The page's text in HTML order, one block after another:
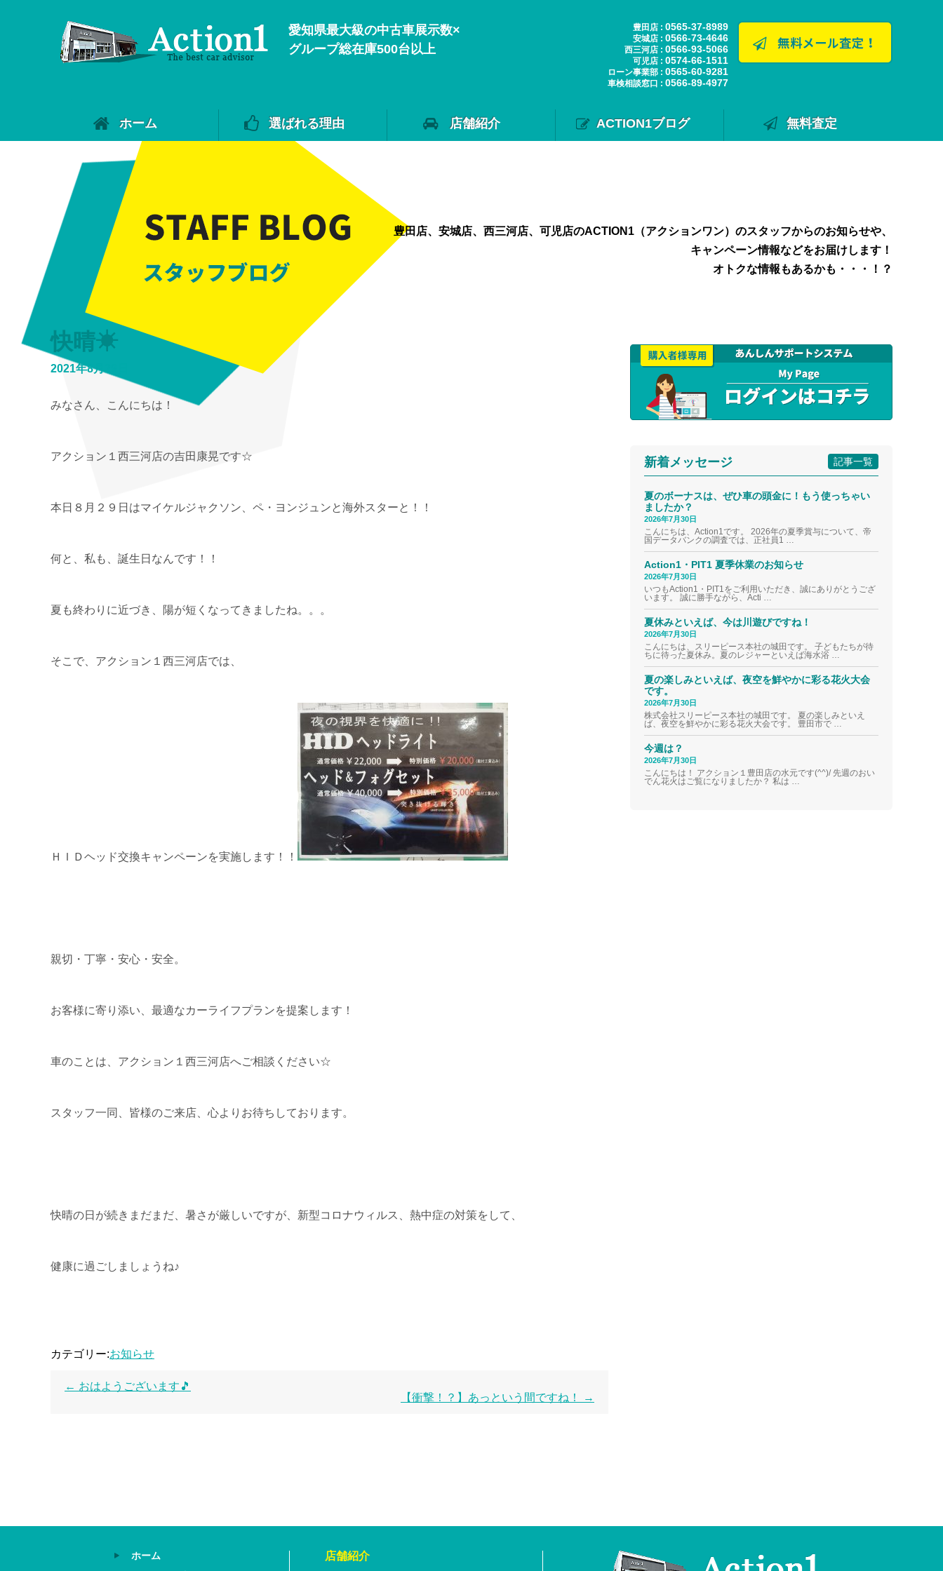
愛知県最大級の中古車展示数×
グループ総在庫500台以上
豊田店 : 0565-37-8989
安城店 : 0566-73-4646
西三河店 : 0566-93-5066
可児店 : 0574-66-1511
ローン事業部 : 0565-60-9281
車検相談窓口 : 0566-89-4977
ホーム 選ばれる理由 店舗紹介 ACTION1ブログ 無料査定
豊田店、安城店、西三河店、可児店のACTION1（アクションワン）のスタッフからのお知らせや、
キャンペーン情報などをお届けします！
オトクな情報もあるかも・・・！？
快晴☀
2021年8月29日
みなさん、こんにちは！
アクション１西三河店の吉田康晃です☆
本日８月２９日はマイケルジャクソン、ペ・ヨンジュンと海外スターと！！
何と、私も、誕生日なんです！！
夏も終わりに近づき、陽が短くなってきましたね。。。
そこで、アクション１西三河店では、
ＨＩＤヘッド交換キャンペーンを実施します！！
親切・丁寧・安心・安全。
お客様に寄り添い、最適なカーライフプランを提案します！
車のことは、アクション１西三河店へご相談ください☆
スタッフ一同、皆様のご来店、心よりお待ちしております。
快晴の日が続きまだまだ、暑さが厳しいですが、新型コロナウィルス、熱中症の対策をして、
健康に過ごしましょうね♪
カテゴリー:お知らせ
← おはようございます🎵
【衝撃！？】あっという間ですね！
→
記事一覧
新着メッセージ
夏のボーナスは、ぜひ車の頭金に！もう使っちゃい
ましたか？
2026年7月30日
こんにちは、Action1です。 2026年の夏季賞与について、帝
国データバンクの調査では、正社員1 …
Action1・PIT1 夏季休業のお知らせ
2026年7月30日
いつもAction1・PIT1をご利用いただき、誠にありがとうござ
います。 誠に勝手ながら、Acti …
夏休みといえば、今は川遊びですね！
2026年7月30日
こんにちは、スリーピース本社の城田です。 子どもたちが待
ちに待った夏休み。夏のレジャーといえば海水浴 …
夏の楽しみといえば、夜空を鮮やかに彩る花火大会
です。
2026年7月30日
株式会社スリーピース本社の城田です。 夏の楽しみといえ
ば、夜空を鮮やかに彩る花火大会です。 豊田市で …
今週は？
2026年7月30日
こんにちは！ アクション１豊田店の水元です(^^)/ 先週のおい
でん花火はご覧になりましたか？ 私は …
ホーム
店舗紹介